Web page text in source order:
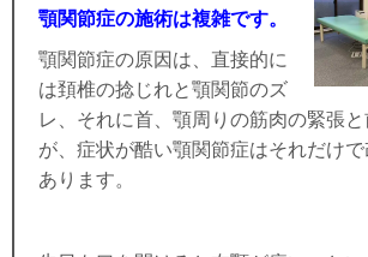
顎関節症の施術は複雑です。
顎関節症の原因は、直接的に
は頚椎の捻じれと顎関節のズ
レ、それに首、顎周りの筋肉の緊張
が、症状が酷い顎関節症はそれだけ
あります。